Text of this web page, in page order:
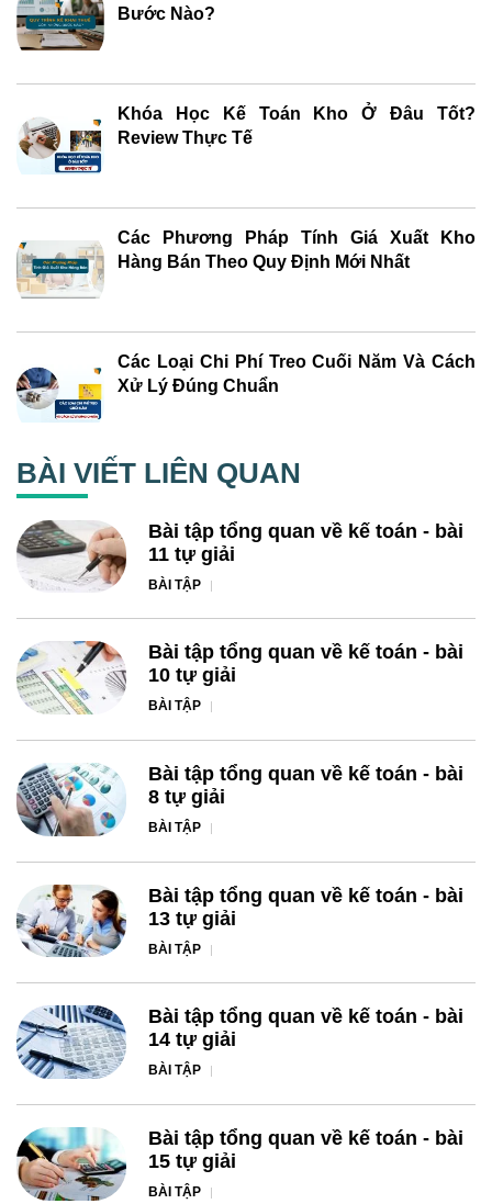
Bước Nào?
Khóa Học Kế Toán Kho Ở Đâu Tốt?
Review Thực Tế
Các Phương Pháp Tính Giá Xuất Kho
Hàng Bán Theo Quy Định Mới Nhất
Các Loại Chi Phí Treo Cuối Năm Và Cách
Xử Lý Đúng Chuẩn
BÀI VIẾT LIÊN QUAN
Bài tập tổng quan về kế toán - bài
11 tự giải
BÀI TẬP
Bài tập tổng quan về kế toán - bài
10 tự giải
BÀI TẬP
Bài tập tổng quan về kế toán - bài
8 tự giải
BÀI TẬP
Bài tập tổng quan về kế toán - bài
13 tự giải
BÀI TẬP
Bài tập tổng quan về kế toán - bài
14 tự giải
BÀI TẬP
Bài tập tổng quan về kế toán - bài
15 tự giải
BÀI TẬP